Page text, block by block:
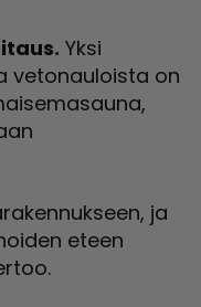
Yksi
vetonauloista on
ja
eteen